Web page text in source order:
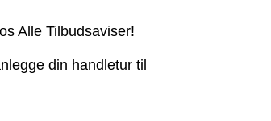
Alle Tilbudsaviser!
din handletur til